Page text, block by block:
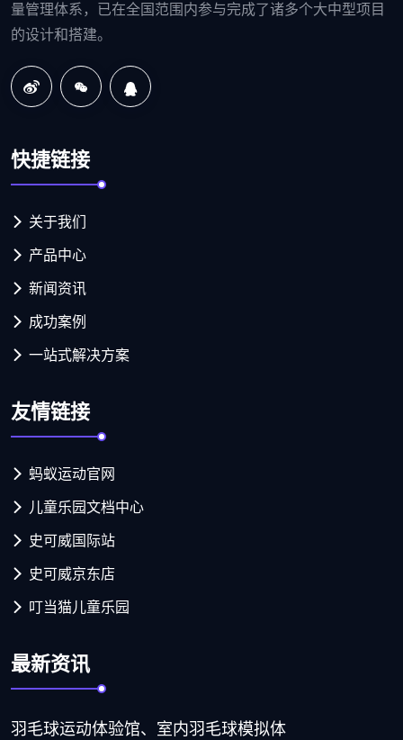
量管理体系，已在全国范围内参与完成了诸多个大中型项目
的设计和搭建。
快捷链接
关于我们
产品中心
新闻资讯
成功案例
一站式解决方案
友情链接
蚂蚁运动官网
儿童乐园文档中心
史可威国际站
史可威京东店
叮当猫儿童乐园
最新资讯
羽毛球运动体验馆、室内羽毛球模拟体